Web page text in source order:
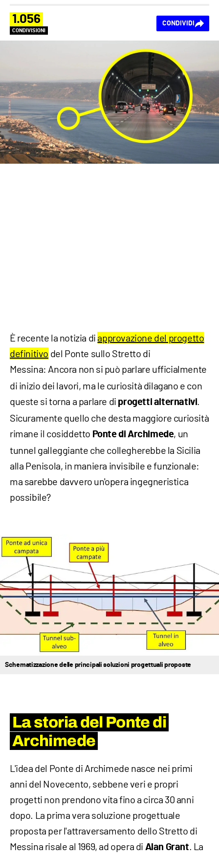
1.056
CONDIVISIONI
CONDIVIDI
È recente la notizia di approvazione del progetto
definitivo del Ponte sullo Stretto di
Messina: Ancora non si può parlare ufficialmente
di inizio dei lavori, ma le curiosità dilagano e con
queste si torna a parlare di progetti alternativi.
Sicuramente quello che desta maggiore curiosità
rimane il cosiddetto Ponte di Archimede, un
tunnel galleggiante che collegherebbe la Sicilia
alla Penisola, in maniera invisibile e funzionale:
ma sarebbe davvero un'opera ingegneristica
possibile?
Schematizzazione delle principali soluzioni progettuali proposte
La storia del Ponte di
Archimede
L'idea del Ponte di Archimede nasce nei primi
anni del Novecento, sebbene veri e propri
progetti non prendono vita fino a circa 30 anni
dopo. La prima vera soluzione progettuale
proposta per l'attraversamento dello Stretto di
Messina risale al 1969, ad opera di Alan Grant. La